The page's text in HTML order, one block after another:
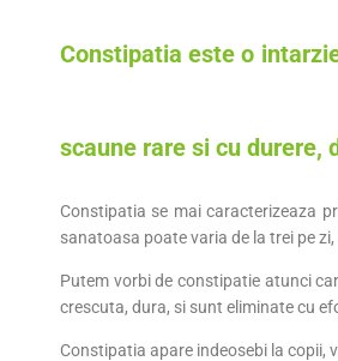
Constipatia este o
scaune rare si cu
Constipatia se mai caracterizeaza
sanatoasa poate varia de la trei pe
Putem vorbi de constipatie atunci
crescuta, dura, si sunt eliminate cu
Constipatia apare indeosebi la copii,